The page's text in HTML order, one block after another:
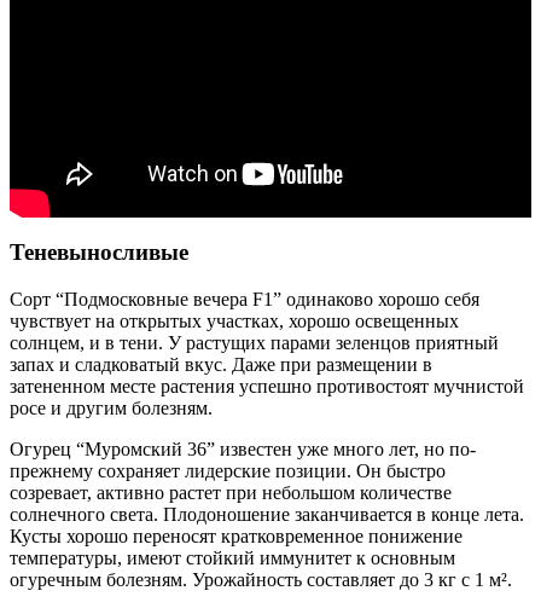
Теневыносливые
Сорт “Подмосковные вечера F1” одинаково хорошо себя
чувствует на открытых участках, хорошо освещенных
солнцем, и в тени. У растущих парами зеленцов приятный
запах и сладковатый вкус. Даже при размещении в
затененном месте растения успешно противостоят мучнистой
росе и другим болезням.
Огурец “Муромский 36” известен уже много лет, но по-
прежнему сохраняет лидерские позиции. Он быстро
созревает, активно растет при небольшом количестве
солнечного света. Плодоношение заканчивается в конце лета.
Кусты хорошо переносят кратковременное понижение
температуры, имеют стойкий иммунитет к основным
огуречным болезням. Урожайность составляет до 3 кг с 1 м².